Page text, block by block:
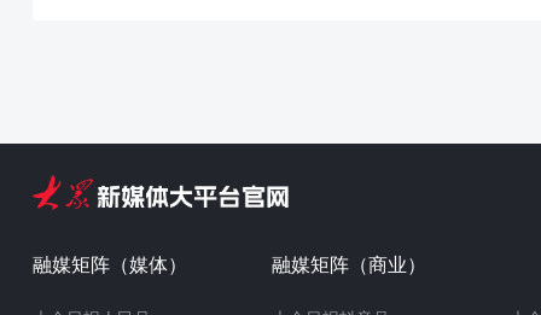
融媒矩阵（媒体） 融媒矩阵（商业）